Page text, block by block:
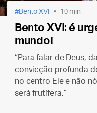
Bento XVI 10 min
Bento XVI: é
mundo!
“Para falar de Deus,
convicção profunda
no centro Ele e não
será frutífera.”